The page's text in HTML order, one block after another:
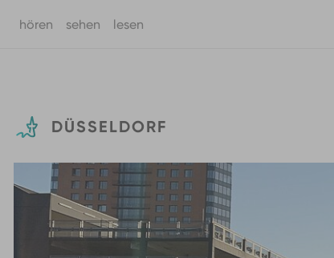
hören sehen lesen
DÜSSELDORF